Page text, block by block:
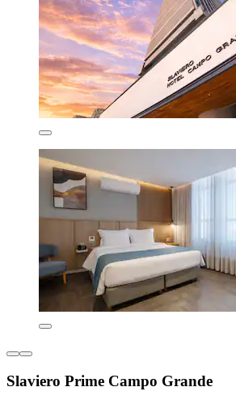
Slaviero Prime Campo Grande